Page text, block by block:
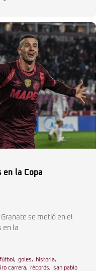
en la Copa
se metió en el
en la
fútbol , goles, historia,
carrera, récords, san pablo